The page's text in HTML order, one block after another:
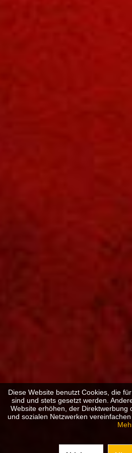
Diese Website benutzt Cookies, die
sind und stets gesetzt werden.
Website erhöhen, der Direktwerbung
und sozialen Netzwerken